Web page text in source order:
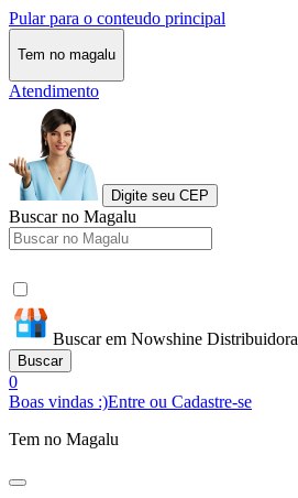
Pular para o conteudo principal
Tem no magalu
Atendimento
Digite seu CEP
Buscar no Magalu
Buscar em Nowshine Distribuidora
Buscar
0
Boas vindas :)Entre ou Cadastre-se
Tem no Magalu